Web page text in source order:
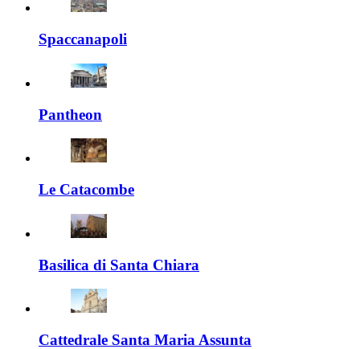
Spaccanapoli
Pantheon
Le Catacombe
Basilica di Santa Chiara
Cattedrale Santa Maria Assunta